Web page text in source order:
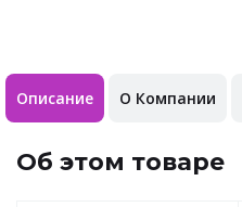
Описание О Компании
Об этом товаре